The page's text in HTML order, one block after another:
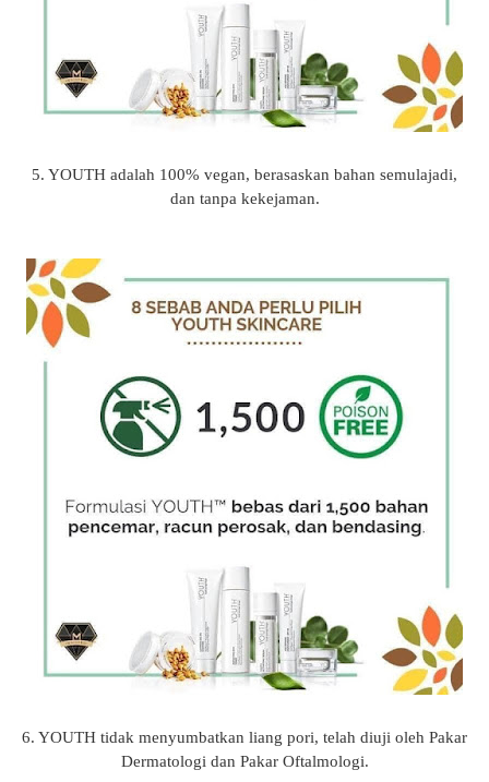
5. YOUTH adalah 100% vegan, berasaskan bahan semulajadi,
dan tanpa kekejaman.
6. YOUTH tidak menyumbatkan liang pori, telah diuji oleh Pakar
Dermatologi dan Pakar Oftalmologi.